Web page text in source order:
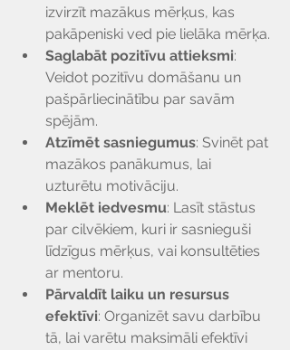
izvirzīt mazākus mērķus, kas
pakāpeniski ved pie lielāka mērķa.
Saglabāt pozitīvu attieksmi:
Veidot pozitīvu domāšanu un
pašpārliecinātību par savām
spējām.
Atzīmēt sasniegumus: Svinēt pat
mazākos panākumus, lai
uzturētu motivāciju.
Meklēt iedvesmu: Lasīt stāstus
par cilvēkiem, kuri ir sasnieguši
līdzīgus mērķus, vai konsultēties
ar mentoru.
Pārvaldīt laiku un resursus
efektīvi: Organizēt savu darbību
tā, lai varētu maksimāli efektīvi